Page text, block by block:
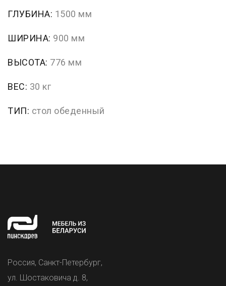
ГЛУБИНА: 1500 мм
ШИРИНА: 900 мм
ВЫСОТА: 776 мм
ВЕС: 30 кг
ТИП: стол обеденный
Россия, Санкт-Петербург,
ул. Шостаковича д. 8,